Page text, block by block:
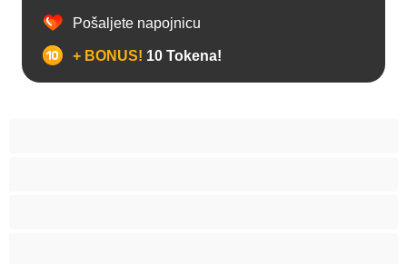
Pošaljete napojnicu
+ BONUS! 10 Tokena!